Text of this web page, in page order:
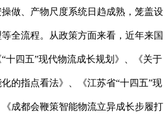
做、产物尺度系统日趋成熟，笼盖设
全流程。从政策方面来看，近年来国
十四五”现代物流成长规划》、《关于
的指点看法》、《江苏省“十四五”现
成都会鞭策智能物流立异成长步履打